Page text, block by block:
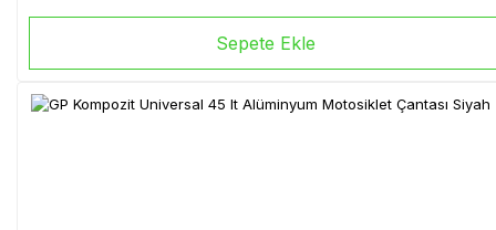
Sepete Ekle